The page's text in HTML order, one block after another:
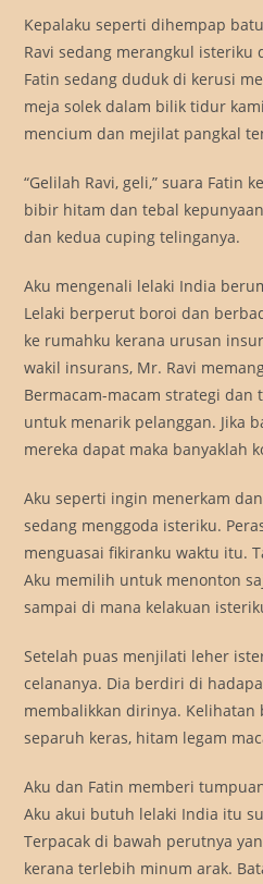
Kepalaku seperti dihempap
Ravi sedang merangkul isteriku
Fatin sedang duduk di kerusi
meja solek dalam bilik tidur
mencium dan mejilat pangkal
“Gelilah Ravi, geli,” suara Fatin
bibir hitam dan tebal
dan kedua cuping telinganya.
Aku mengenali lelaki India
Lelaki berperut boroi dan
ke rumahku kerana urusan
wakil insurans, Mr. Ravi
Bermacam-macam strategi dan
untuk menarik pelanggan. Jika
mereka dapat maka banyaklah
Aku seperti ingin menerkam
sedang menggoda isteriku.
menguasai fikiranku waktu itu.
Aku memilih untuk menonton
sampai di mana kelakuan
Setelah puas menjilati leher
celananya. Dia berdiri di
membalikkan dirinya.
separuh keras, hitam legam
Aku dan Fatin memberi
Aku akui butuh lelaki India itu
Terpacak di bawah perutnya
kerana terlebih minum arak.